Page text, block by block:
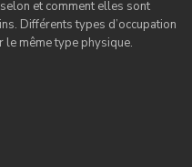
et comment elles sont
Différents types d’occupation
même type physique.